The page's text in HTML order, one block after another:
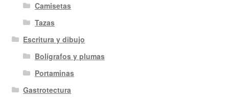
Camisetas
Tazas
Escritura y dibujo
Bolígrafos y plumas
Portaminas
Gastrotectura